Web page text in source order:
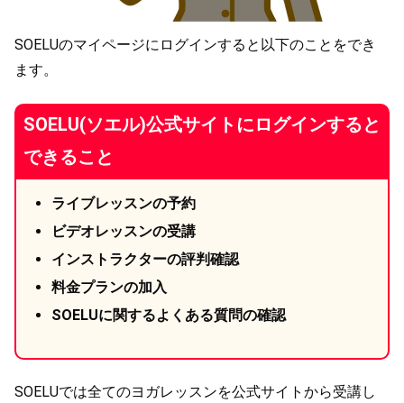
SOELUのマイページにログインすると以下のことをでき
ます。
SOELU(ソエル)公式サイトにログインすると
できること
ライブレッスンの予約
ビデオレッスンの受講
インストラクターの評判確認
料金プランの加入
SOELUに関するよくある質問の確認
SOELUでは全てのヨガレッスンを公式サイトから受講し